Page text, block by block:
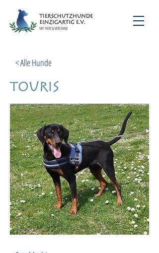
< Alle Hunde
Touris